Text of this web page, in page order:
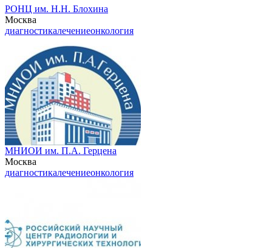
РОНЦ им. Н.Н. Блохина
Москва
диагностикалечениеонкология
МНИОИ им. П.А. Герцена
Москва
диагностикалечениеонкология